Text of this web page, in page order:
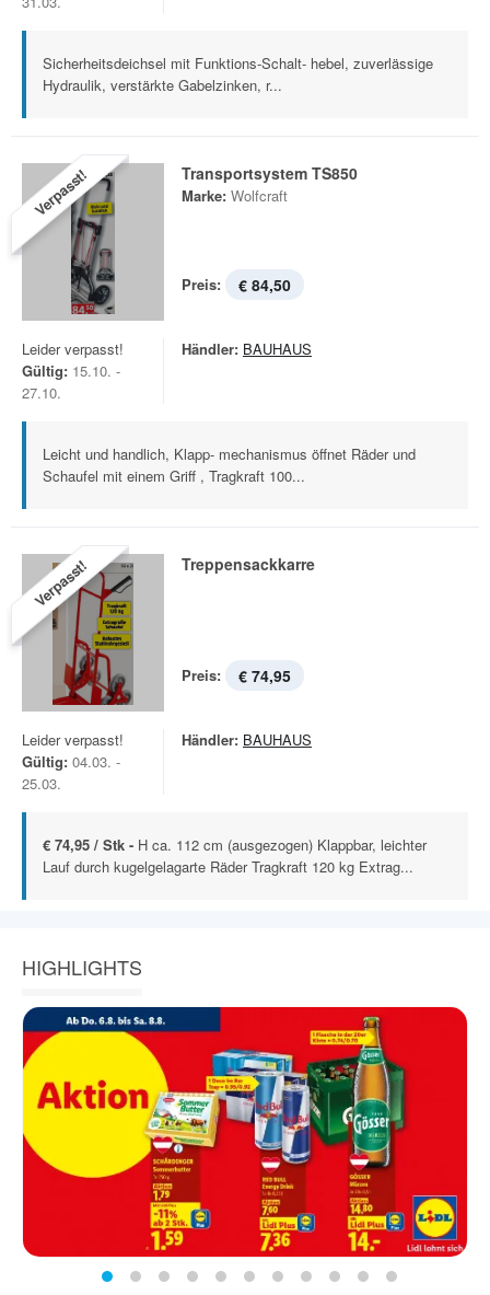
Sicherheitsdeichsel mit Funktions-Schalt- hebel, zuverlässige
Hydraulik, verstärkte Gabelzinken, r...
Verpasst! Transportsystem TS850
Marke: Wolfcraft
Preis: € 84,50
Leider verpasst!
Gültig: 15.10. -
27.10.
Händler: BAUHAUS
Leicht und handlich, Klapp- mechanismus öffnet Räder und
Schaufel mit einem Griff , Tragkraft 100...
Verpasst! Treppensackkarre
Preis: € 74,95
Leider verpasst!
Gültig: 04.03. -
25.03.
Händler: BAUHAUS
€ 74,95 / Stk - H ca. 112 cm (ausgezogen) Klappbar, leichter
Lauf durch kugelgelagarte Räder Tragkraft 120 kg Extrag...
HIGHLIGHTS